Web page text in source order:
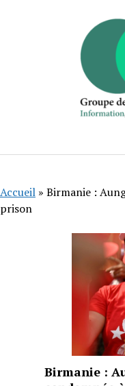
Accueil » Birmanie :
prison
Birmanie :